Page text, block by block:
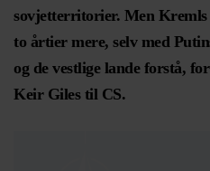
sovjetterritorier. Men
to årtier mere, selv med
og de vestlige lande forstå,
Keir Giles til CS.